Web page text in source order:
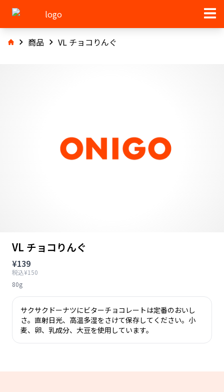
商品 VL チョコりんぐ
VL チョコりんぐ
¥139
税込¥150
80g
サクサクドーナツにビターチョコレートは定番のおいし
さ。直射日光、高温多湿をさけて保存してください。小
麦、卵、乳成分、大豆を使用しています。